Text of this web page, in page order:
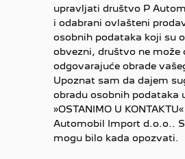
upravljati društvo P
i odabrani ovlašteni
osobnih podataka koji su
obvezni, društvo ne može
odgovarajuće obrade
Upoznat sam da dajem
obradu osobnih podataka
»OSTANIMO U
Automobil Import d.o.o..
mogu bilo kada opozvati.